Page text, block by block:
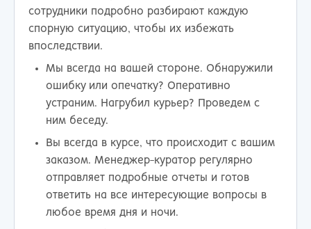
сотрудники подробно разбирают каждую
спорную ситуацию, чтобы их избежать
впоследствии.
Мы всегда на вашей стороне. Обнаружили
ошибку или опечатку? Оперативно
устраним. Нагрубил курьер? Проведем с
ним беседу.
Вы всегда в курсе, что происходит с вашим
заказом. Менеджер-куратор регулярно
отправляет подробные отчеты и готов
ответить на все интересующие вопросы в
любое время дня и ночи.